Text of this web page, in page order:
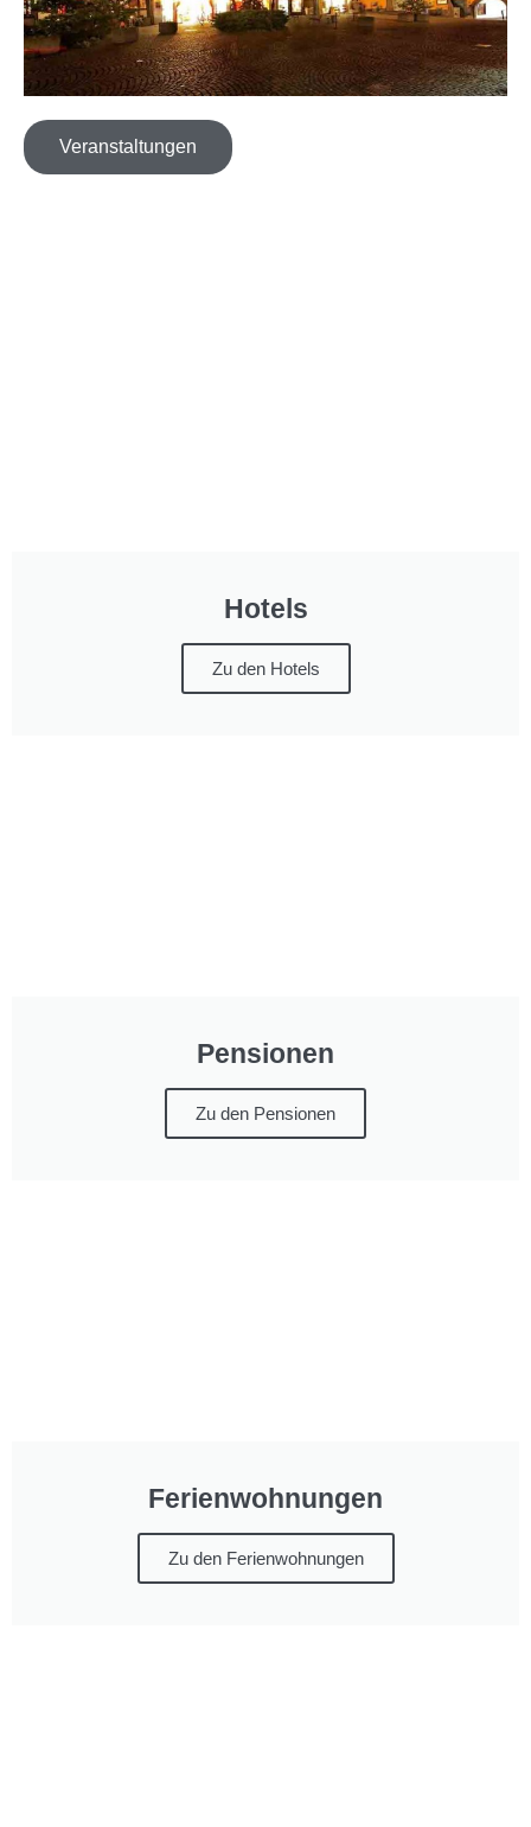
Veranstaltungen
Hotels
Zu den Hotels
Pensionen
Zu den Pensionen
Ferienwohnungen
Zu den Ferienwohnungen